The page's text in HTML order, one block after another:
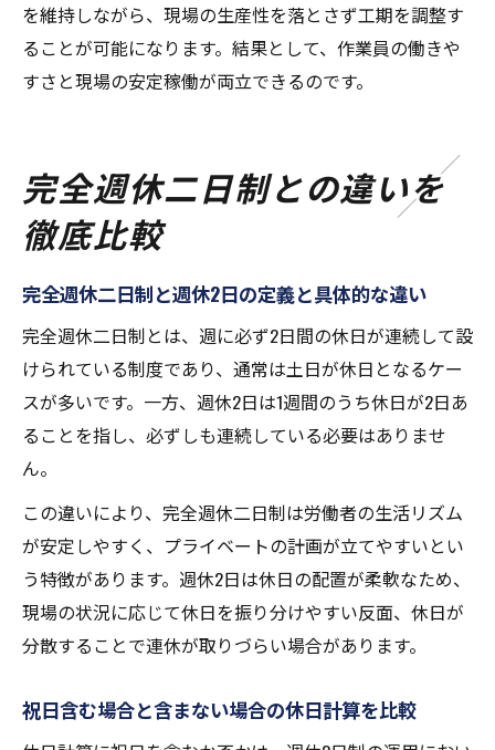
を維持しながら、現場の生産性を落とさず工期を調整す
ることが可能になります。結果として、作業員の働きや
すさと現場の安定稼働が両立できるのです。
完全週休二日制との違いを
徹底比較
完全週休二日制と週休2日の定義と具体的な違い
完全週休二日制とは、週に必ず2日間の休日が連続して設
けられている制度であり、通常は土日が休日となるケー
スが多いです。一方、週休2日は1週間のうち休日が2日あ
ることを指し、必ずしも連続している必要はありませ
ん。
この違いにより、完全週休二日制は労働者の生活リズム
が安定しやすく、プライベートの計画が立てやすいとい
う特徴があります。週休2日は休日の配置が柔軟なため、
現場の状況に応じて休日を振り分けやすい反面、休日が
分散することで連休が取りづらい場合があります。
祝日含む場合と含まない場合の休日計算を比較